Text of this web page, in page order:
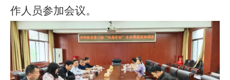
作人员参加会议。